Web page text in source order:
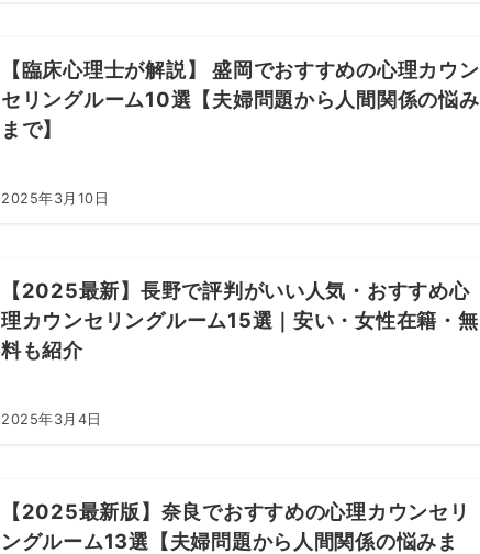
【臨床心理士が解説】 盛岡でおすすめの心理カウン
セリングルーム10選【夫婦問題から人間関係の悩み
まで】
2025年3月10日
【2025最新】長野で評判がいい人気・おすすめ心
理カウンセリングルーム15選｜安い・女性在籍・無
料も紹介
2025年3月4日
【2025最新版】奈良でおすすめの心理カウンセリ
ングルーム13選【夫婦問題から人間関係の悩みま